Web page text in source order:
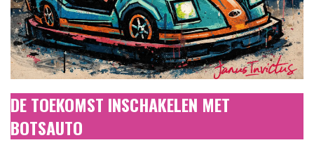
DE TOEKOMST INSCHAKELEN MET
BOTSAUTO